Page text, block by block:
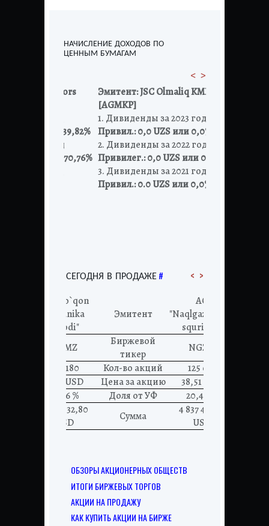
НАЧИСЛЕНИЕ ДОХОДОВ ПО
ЦЕННЫМ БУМАГАМ
< >
Эмитент:JSC Olmaliq KMK
[AGMKP]
1. Дивиденды за 2023 год
Привил.: 0,0 UZS или 0,0%
2. Дивиденды за 2022 год
Привилег.: 0,0 UZS или 0,0%
3. Дивиденды за 2021 год
Привил.: 0.0 UZS или 0,0%
Эмитент:
1. Дивиденды
Простые: 0,00
Привил.:
2. Дивиденды
были
Простые:
СЕГОДНЯ В ПРОДАЖЕ < >
#
Эмитент
"Naqlgazmaxsu
squrilish"
Биржевой
Кол-во акций
125 616
Цена за акцию
38,51 USD
Доля от УФ
20,40 %
Сумма
4 837 472,16
ОБЗОРЫ АКЦИОНЕРНЫХ ОБЩЕСТВ
ИТОГИ БИРЖЕВЫХ ТОРГОВ
АКЦИИ НА ПРОДАЖУ
КАК КУПИТЬ АКЦИИ НА БИРЖЕ